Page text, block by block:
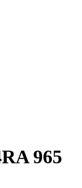
965